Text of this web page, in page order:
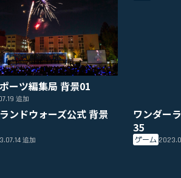
ーツ編集局 背景01
追加
ンドウォーズ公式 背景
追加
ワンダー
35
ゲーム